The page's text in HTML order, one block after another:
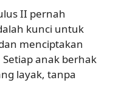
II pernah
kunci untuk
menciptakan
anak berhak
layak, tanpa